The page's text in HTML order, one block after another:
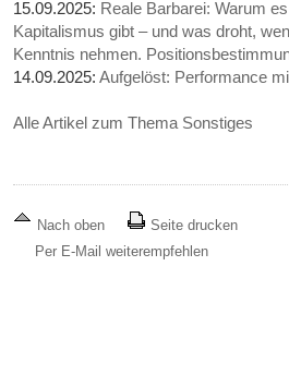
15.09.2025: Reale Barbarei: Warum
Kapitalismus gibt – und was droht,
Kenntnis nehmen.
14.09.2025:Aufgelöst: Performance
Alle Artikel zum Thema Sonstiges
Nach oben
Seite drucken
Per E-Mail weiterempfehlen